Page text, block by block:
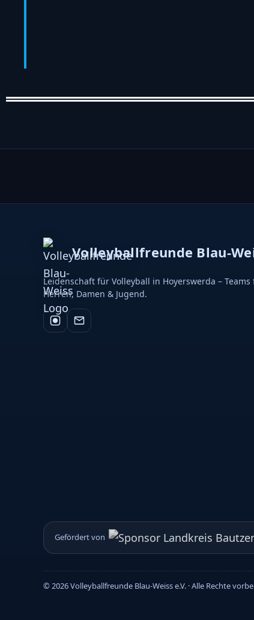
Volleyballfreunde Blau-
Leidenschaft für Volleyball in Hoyerswerda – Teams
Herren, Damen & Jugend.
Gefördert von
©2026Volleyballfreunde Blau-Weiss e.V. · Alle Rechte